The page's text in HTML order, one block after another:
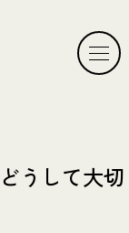
うして大切